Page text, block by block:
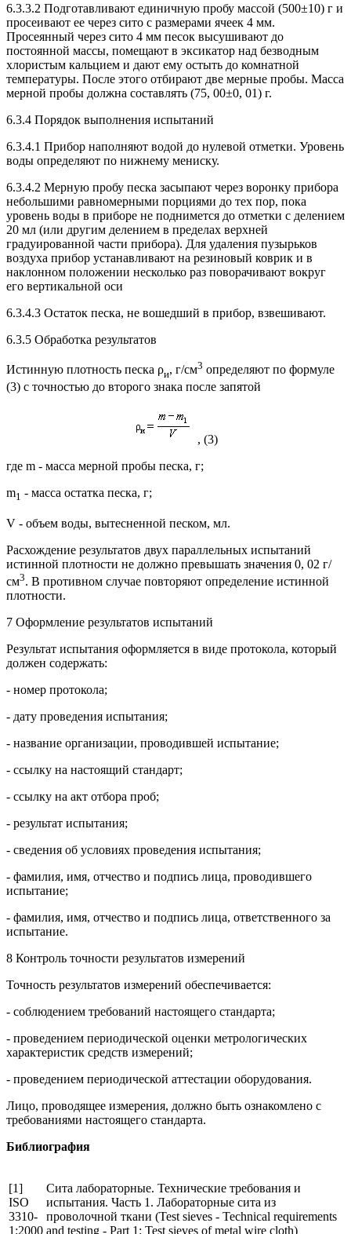
6.3.3.2 Подготавливают единичную пробу массой (500±10) г и
просеивают ее через сито с размерами ячеек 4 мм.
Просеянный через сито 4 мм песок высушивают до
постоянной массы, помещают в эксикатор над безводным
хлористым кальцием и дают ему остыть до комнатной
температуры. После этого отбирают две мерные пробы. Масса
мерной пробы должна составлять (75, 00±0, 01) г.
6.3.4 Порядок выполнения испытаний
6.3.4.1 Прибор наполняют водой до нулевой отметки. Уровень
воды определяют по нижнему мениску.
6.3.4.2 Мерную пробу песка засыпают через воронку прибора
небольшими равномерными порциями до тех пор, пока
уровень воды в приборе не поднимется до отметки с делением
20 мл (или другим делением в пределах верхней
градуированной части прибора). Для удаления пузырьков
воздуха прибор устанавливают на резиновый коврик и в
наклонном положении несколько раз поворачивают вокруг
его вертикальной оси
6.3.4.3 Остаток песка, не вошедший в прибор, взвешивают.
6.3.5 Обработка результатов
Истинную плотность песка ρи, г/см3 определяют по формуле
(3) с точностью до второго знака после запятой
, (3)
где m - масса мерной пробы песка, г;
m1 - масса остатка песка, г;
V - объем воды, вытесненной песком, мл.
Расхождение результатов двух параллельных испытаний
истинной плотности не должно превышать значения 0, 02 г/
см3. В противном случае повторяют определение истинной
плотности.
7 Оформление результатов испытаний
Результат испытания оформляется в виде протокола, который
должен содержать:
- номер протокола;
- дату проведения испытания;
- название организации, проводившей испытание;
- ссылку на настоящий стандарт;
- ссылку на акт отбора проб;
- результат испытания;
- сведения об условиях проведения испытания;
- фамилия, имя, отчество и подпись лица, проводившего
испытание;
- фамилия, имя, отчество и подпись лица, ответственного за
испытание.
8 Контроль точности результатов измерений
Точность результатов измерений обеспечивается:
- соблюдением требований настоящего стандарта;
- проведением периодической оценки метрологических
характеристик средств измерений;
- проведением периодической аттестации оборудования.
Лицо, проводящее измерения, должно быть ознакомлено с
требованиями настоящего стандарта.
Библиография
[1]
ISO
3310-
1:2000
Сита лабораторные. Технические требования и
испытания. Часть 1. Лабораторные сита из
проволочной ткани (Test sieves - Technical requirements
and testing - Part 1: Test sieves of metal wire cloth)